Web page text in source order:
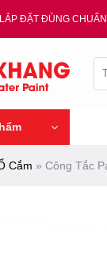
ĐẶT ĐÚNG
Cắm » Công Tắc